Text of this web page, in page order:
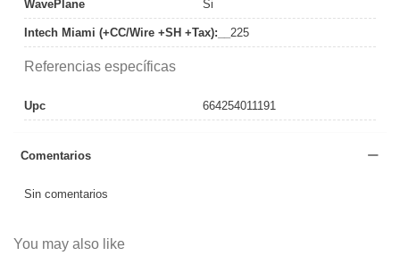
WavePlane Si
Intech Miami (+CC/Wire +SH +Tax):__ 225
Referencias específicas
Upc 664254011191
Comentarios
Sin comentarios
You may also like